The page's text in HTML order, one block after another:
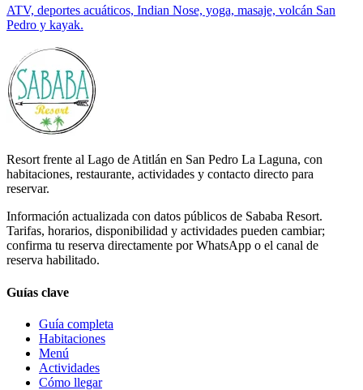
ATV, deportes acuáticos, Indian Nose, yoga, masaje, volcán San
Pedro y kayak.
Resort frente al Lago de Atitlán en San Pedro La Laguna, con
habitaciones, restaurante, actividades y contacto directo para
reservar.
Información actualizada con datos públicos de Sababa Resort.
Tarifas, horarios, disponibilidad y actividades pueden cambiar;
confirma tu reserva directamente por WhatsApp o el canal de
reserva habilitado.
Guías clave
Guía completa
Habitaciones
Menú
Actividades
Cómo llegar